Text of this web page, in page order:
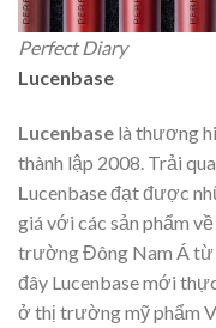
Perfect Diary
Lucenbase
Lucenbase là thương
thành lập 2008. Trải
L ucenbase đạt được
giá với các sản phẩm
trường Đông Nam Á từ
đây Lucenbase mới
ở thị trường mỹ phẩm